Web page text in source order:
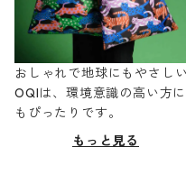
おしゃれで地球にもやさし
OQIは、環境意識の高い方に
もぴったりです。
もっと見る